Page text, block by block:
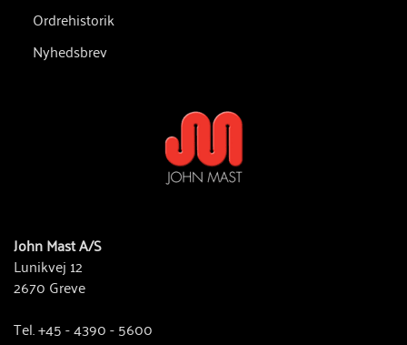
Ordrehistorik
Nyhedsbrev
John Mast A/S
Lunikvej 12
2670 Greve
Tel. +45 - 4390 - 5600